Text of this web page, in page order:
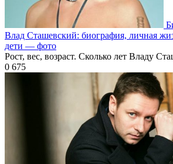
Влад Сташевский: биография, личная
дети — фото
Рост, вес, возраст. Сколько лет Владу
0 675